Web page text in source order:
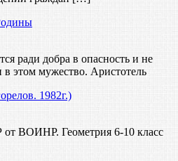
ради добра в опасность и не
в этом мужество. Аристотель
1982г.)
ВОИНР. Геометрия 6-10 класс